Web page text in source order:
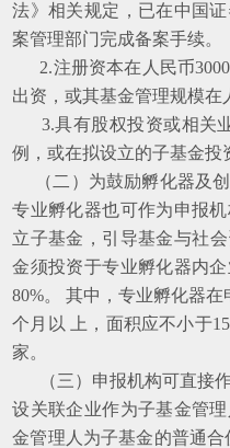
法》相关规定，已在中国
案管理部门完成备案手续。
2.注册资本在人民币
出资，或其基金管理规模在
3.具有股权投资或相关
例，或在拟设立的子基金投
（二）为鼓励孵化器及创
专业孵化器也可作为申报
立子基金，引导基金与社
金须投资于专业孵化器内
80%。 其中，专业孵化器
个月以 上，面积应不小于
家。
（三）申报机构可直接
设关联企业作为子基金管
金管理人为子基金的普通